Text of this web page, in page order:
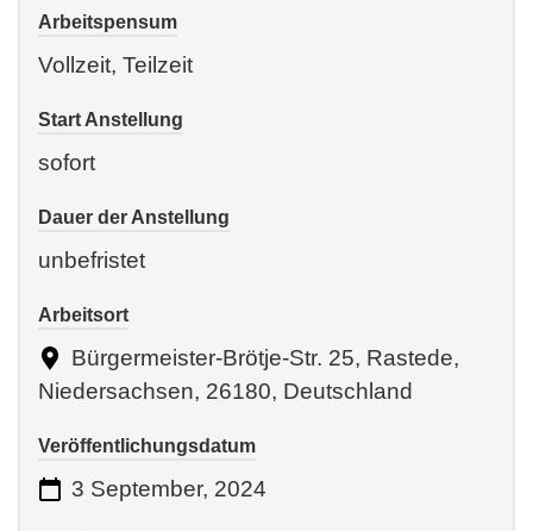
Arbeitspensum
Vollzeit, Teilzeit
Start Anstellung
sofort
Dauer der Anstellung
unbefristet
Arbeitsort
Bürgermeister-Brötje-Str. 25, Rastede,
Niedersachsen, 26180, Deutschland
Veröffentlichungsdatum
3 September, 2024